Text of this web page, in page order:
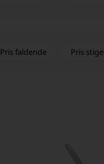
Pris faldende Pris